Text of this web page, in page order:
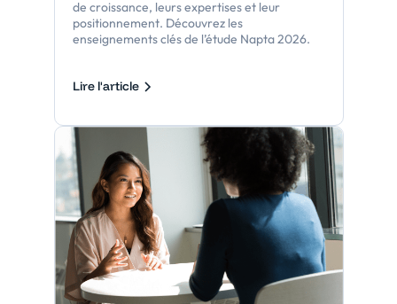
de croissance, leurs expertises et leur
positionnement. Découvrez les
enseignements clés de l’étude Napta 2026.
Lire l'article